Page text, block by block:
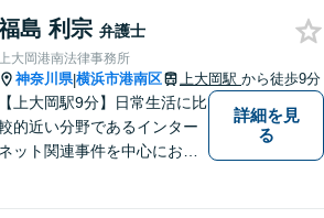
島 利宗 弁護士
上大岡港南法律事務所
神奈川県|横浜市港南区 上大岡駅 から徒歩9分
【上大岡駅9分】日常生活に比
的近い分野であるインター
ネット関連事件を中心にお取
詳細を見
る